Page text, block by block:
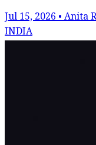
Jul 15, 2026 • Anita
INDIA